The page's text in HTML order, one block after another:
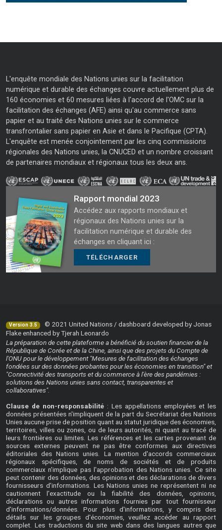
L'enquête mondiale des Nations unies sur la facilitation
numérique et durable des échanges couvre actuellement plus de
160 économies et 60 mesures liées à l'accord de l'OMC sur la
facilitation des échanges (AFE) ainsi qu'au commerce sans
papier et au traité des Nations unies sur le commerce
transfrontalier sans papier en Asie et dans le Pacifique (CPTA).
L'enquête est menée conjointement par les cinq commissions
régionales des Nations unies, la CNUCED et un nombre croissant
de partenaires mondiaux et régionaux tous les deux ans.
Rapport mondial 2023
Accédez aux rapports mondiaux et
régionaux des Nations unies sur la
facilitation numérique et durable des
échanges en cliquant ici :
TÉLÉCHARGER
Version 3.5
© 2021 United Nations / dashboard developed by Jonas
Flake enhanced by Tjerah Leonardo
La préparation de cette plateforme a bénéficié du soutien financier de la
République de Corée et de la Chine, ainsi que des projets du Compte de
l'ONU pour le développement "Mesures de facilitation des échanges
fondées sur des données probantes pour les économies en transition" et
"Connectivité des transports et du commerce à l'ère des pandémies :
solutions des Nations unies sans contact, transparentes et
collaboratives".
Clause de non-responsabilité : Les appellations employées et les
données présentées n'impliquent de la part du Secrétariat des Nations
Unies aucune prise de position quant au statut juridique des économies,
territoires, villes ou zones, ou de leurs autorités, ni quant au tracé de
leurs frontières ou limites. Les références et les cartes provenant de
sources externes peuvent ne pas être conformes aux directives
éditoriales des Nations unies. La mention d'accords commerciaux
régionaux spécifiques, de noms de sociétés et de produits
commerciaux n'implique pas l'approbation des Nations unies. Ce site
peut contenir des données, des opinions et des déclarations de divers
fournisseurs d'informations. Les Nations unies ne représentent ni ne
cautionnent l'exactitude ou la fiabilité des données, opinions,
déclarations ou autres informations fournies par tout fournisseur
d'informations/données. Pour plus d'informations, y compris des
détails sur les groupes d'économies, veuillez accéder au rapport
complet . Les traductions du site web dans des langues autres que